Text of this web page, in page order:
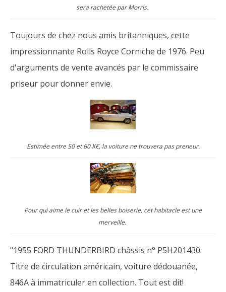
sera rachetée par Morris.
Toujours de chez nous amis britanniques, cette
impressionnante Rolls Royce Corniche de 1976. Peu
d'arguments de vente avancés par le commissaire
priseur pour donner envie.
Estimée entre 50 et 60 K€, la voiture ne trouvera pas preneur.
Pour qui aime le cuir et les belles boiserie, cet habitacle est une
merveille.
"1955 FORD THUNDERBIRD châssis n° P5H201430.
Titre de circulation américain, voiture dédouanée,
846A à immatriculer en collection. Tout est dit!